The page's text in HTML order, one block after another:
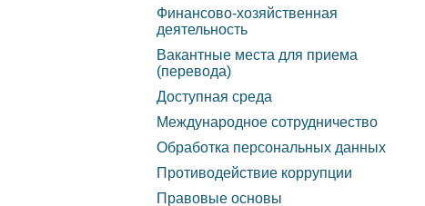
образовательного
процесса
Стипендии и иные виды
материальной поддержки
услуги
Финансово-хозяйственная
форм
Финансово-хозяйственная
деятельность
Вакантные места для приема
(перевода)
Доступная среда
Международное сотрудничество
Обработка персональных данных
Противодействие коррупции
Правовые основы